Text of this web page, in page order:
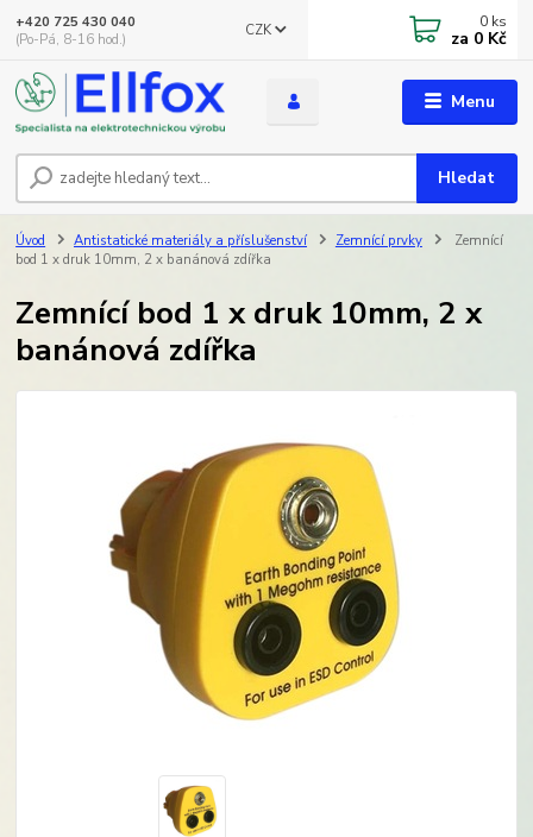
Menu
CZK
Hledat
+420 725 430 040
(Po-Pá, 8-16 hod.)
0 ks
za 0 Kč
Úvod Antistatické materiály a příslušenství Zemnící prvky
Zemnící
bod 1 x druk 10mm, 2 x banánová zdířka
Zemnící bod 1 x druk 10mm, 2 x
banánová zdířka